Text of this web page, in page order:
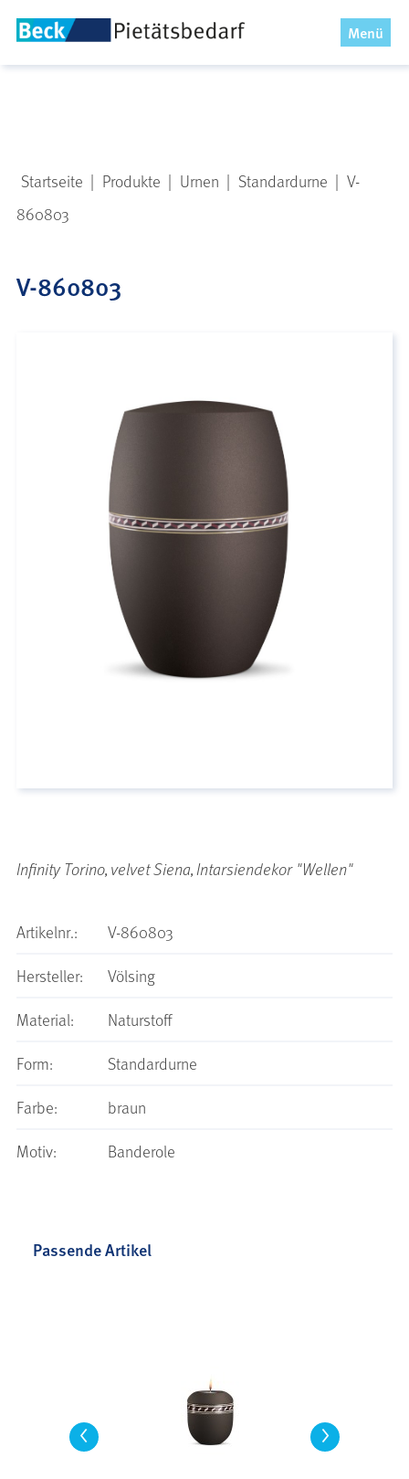
Menü
x
Startseite | Produkte | Urnen | Standardurne | V-
860803
V-860803
Infinity Torino, velvet Siena, Intarsiendekor "Wellen"
Artikelnr.:
V-860803
Hersteller:
Völsing
Material:
Naturstoff
Form:
Standardurne
Farbe:
braun
Motiv:
Banderole
Passende Artikel
< >